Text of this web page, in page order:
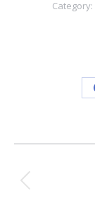
Category:
navigation